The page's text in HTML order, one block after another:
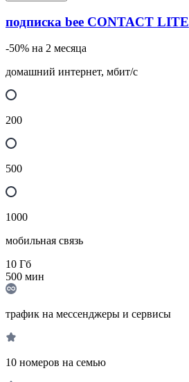
подписка bee CONTACT LITE
-50% на 2 месяца
домашний интернет, мбит/с
200
500
1000
мобильная связь
10 Гб
500 мин
трафик на мессенджеры и сервисы
10 номеров на семью